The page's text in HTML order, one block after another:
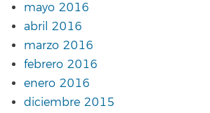
mayo 2016
abril 2016
marzo 2016
febrero 2016
enero 2016
diciembre 2015